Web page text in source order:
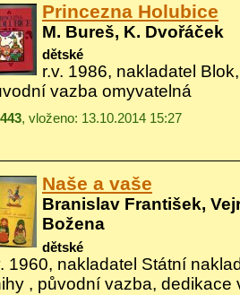
Princezna Holubice
M. Bureš, K. Dvořáček
dětské
r.v. 1986, nakladatel
vazba omyvatelná
, vloženo: 13.10.2014 15:27
Naše a vaše
Branislav František,
Božena
dětské
1960, nakladatel Státní
, původní vazba, dedikace